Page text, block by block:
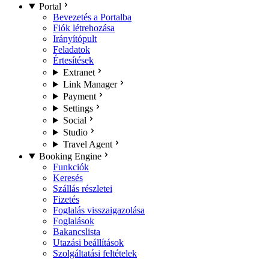
Portal
Bevezetés a Portalba
Fiók létrehozása
Irányítópult
Feladatok
Értesítések
Extranet
Link Manager
Payment
Settings
Social
Studio
Travel Agent
Booking Engine
Funkciók
Keresés
Szállás részletei
Fizetés
Foglalás visszaigazolása
Foglalások
Bakancslista
Utazási beállítások
Szolgáltatási feltételek